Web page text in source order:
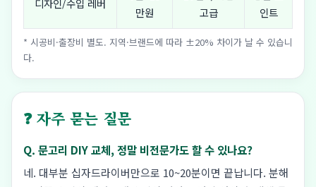
디자인/수입 레버
만원
고급
인트
* 시공비·출장비 별도. 지역·브랜드에 따라 ±20% 차이가 날 수 있습니
다.
❓ 자주 묻는 질문
Q. 문고리 DIY 교체, 정말 비전문가도 할 수 있나요?
네. 대부분 십자드라이버만으로 10~20분이면 끝납니다. 분해